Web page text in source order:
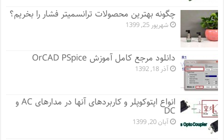
چگونه بهترین محصولات ترانسمیتر فشار را بخریم؟
شهریور 25, 1399
دانلود مرجع کامل آموزش OrCAD PSpice
آذر 18, 1392
انواع اپتوکوپلر و کاربردهای آنها در مدارهای AC و
DC
آبان 20, 1399